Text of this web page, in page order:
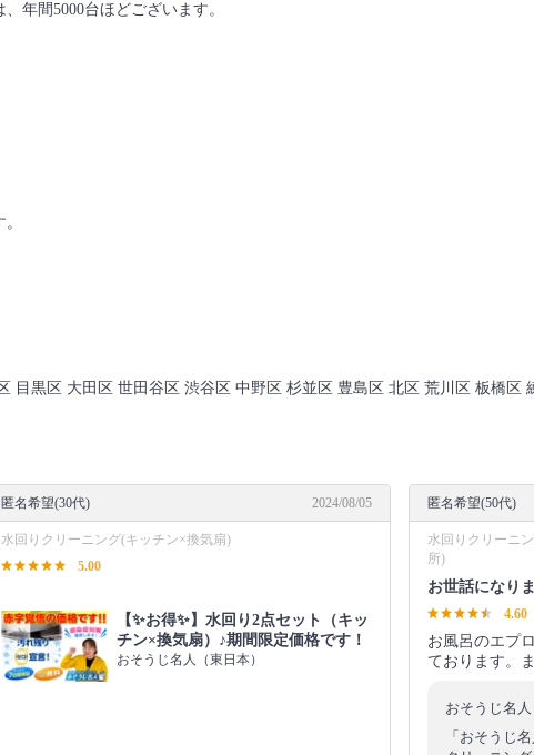
年間5000台ほどございます。
目黒区 大田区 世田谷区 渋谷区 中野区 杉並区 豊島区 北区 荒川区 板橋区
匿名希望(30代) 2024/08/05
水回りクリーニング(キッチン×換気扇)
5.00
【✨お得✨】水回り2点セット（キッ
チン×換気扇）♪期間限定価格です！
おそうじ名人（東日本）
匿名希望(50代)
水回りクリーニ
所)
お世話になり
4.60
お風呂のエプ
ております。
おそうじ名
「おそうじ